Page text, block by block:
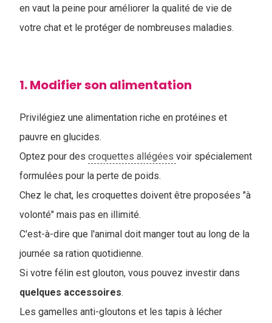
en vaut la peine pour améliorer la qualité de vie de
votre chat et le protéger de nombreuses maladies.
1. Modifier son alimentation
Privilégiez une alimentation riche en protéines et
pauvre en glucides.
Optez pour des croquettes allégées voir spécialement
formulées pour la perte de poids.
Chez le chat, les croquettes doivent être proposées "à
volonté" mais pas en illimité.
C'est-à-dire que l'animal doit manger tout au long de la
journée sa ration quotidienne.
Si votre félin est glouton, vous pouvez investir dans
quelques accessoires.
Les gamelles anti-gloutons et les tapis à lécher